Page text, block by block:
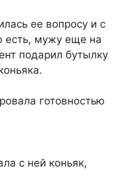
ее вопросу и с
есть, мужу еще на
подарил бутылку
готовностью
с ней коньяк,